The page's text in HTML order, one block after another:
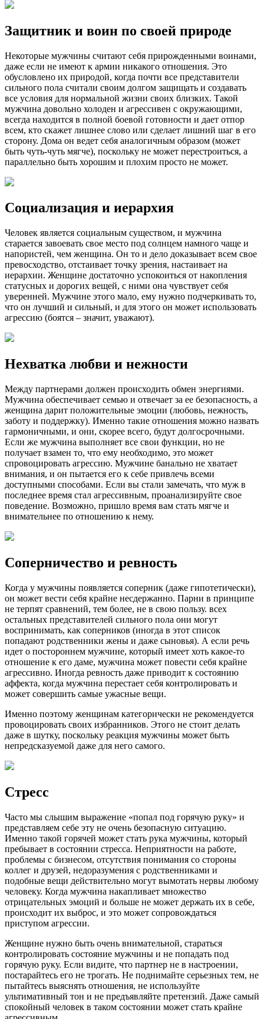
Защитник и воин по своей природе
Некоторые мужчины считают себя прирожденными воинами,
даже если не имеют к армии никакого отношения. Это
обусловлено их природой, когда почти все представители
сильного пола считали своим долгом защищать и создавать
все условия для нормальной жизни своих близких. Такой
мужчина довольно холоден и агрессивен с окружающими,
всегда находится в полной боевой готовности и дает отпор
всем, кто скажет лишнее слово или сделает лишний шаг в его
сторону. Дома он ведет себя аналогичным образом (может
быть чуть-чуть мягче), поскольку не может перестроиться, а
параллельно быть хорошим и плохим просто не может.
Социализация и иерархия
Человек является социальным существом, и мужчина
старается завоевать свое место под солнцем намного чаще и
напористей, чем женщина. Он то и дело доказывает всем свое
превосходство, отстаивает точку зрения, настаивает на
иерархии. Женщине достаточно успокоиться от накопления
статусных и дорогих вещей, с ними она чувствует себя
уверенней. Мужчине этого мало, ему нужно подчеркивать то,
что он лучший и сильный, и для этого он может использовать
агрессию (боятся – значит, уважают).
Нехватка любви и нежности
Между партнерами должен происходить обмен энергиями.
Мужчина обеспечивает семью и отвечает за ее безопасность, а
женщина дарит положительные эмоции (любовь, нежность,
заботу и поддержку). Именно такие отношения можно назвать
гармоничными, и они, скорее всего, будут долгосрочными.
Если же мужчина выполняет все свои функции, но не
получает взамен то, что ему необходимо, это может
спровоцировать агрессию. Мужчине банально не хватает
внимания, и он пытается его к себе привлечь всеми
доступными способами. Если вы стали замечать, что муж в
последнее время стал агрессивным, проанализируйте свое
поведение. Возможно, пришло время вам стать мягче и
внимательнее по отношению к нему.
Соперничество и ревность
Когда у мужчины появляется соперник (даже гипотетически),
он может вести себя крайне несдержанно. Парни в принципе
не терпят сравнений, тем более, не в свою пользу. всех
остальных представителей сильного пола они могут
воспринимать, как соперников (иногда в этот список
попадают родственники жены и даже сыновья). А если речь
идет о постороннем мужчине, который имеет хоть какое-то
отношение к его даме, мужчина может повести себя крайне
агрессивно. Иногда ревность даже приводит к состоянию
аффекта, когда мужчина перестает себя контролировать и
может совершить самые ужасные вещи.
Именно поэтому женщинам категорически не рекомендуется
провоцировать своих избранников. Этого не стоит делать
даже в шутку, поскольку реакция мужчины может быть
непредсказуемой даже для него самого.
Стресс
Часто мы слышим выражение «попал под горячую руку» и
представляем себе эту не очень безопасную ситуацию.
Именно такой горячей может стать рука мужчины, который
пребывает в состоянии стресса. Неприятности на работе,
проблемы с бизнесом, отсутствия понимания со стороны
коллег и друзей, недоразумения с родственниками и
подобные вещи действительно могут вымотать нервы любому
человеку. Когда мужчина накапливает множество
отрицательных эмоций и больше не может держать их в себе,
происходит их выброс, и это может сопровождаться
приступом агрессии.
Женщине нужно быть очень внимательной, стараться
контролировать состояние мужчины и не попадать под
горячую руку. Если видите, что партнер не в настроении,
постарайтесь его не трогать. Не поднимайте серьезных тем, не
пытайтесь выяснять отношения, не используйте
ультимативный тон и не предъявляйте претензий. Даже самый
спокойный человек в таком состоянии может стать крайне